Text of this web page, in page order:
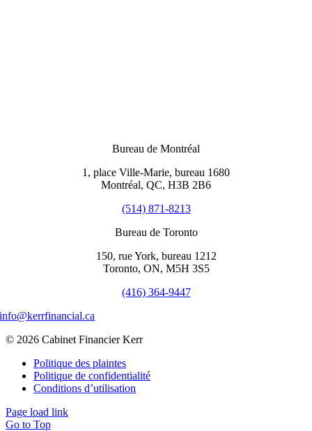
Bureau de Montréal
1, place Ville-Marie, bureau 1680
Montréal, QC, H3B 2B6
(514) 871-8213
Bureau de Toronto
150, rue York, bureau 1212
Toronto, ON, M5H 3S5
(416) 364-9447
info@kerrfinancial.ca
© 2026 Cabinet Financier Kerr
Politique des plaintes
Politique de confidentialité
Conditions d’utilisation
Page load link
Go to Top